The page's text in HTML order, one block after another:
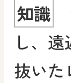
知識
し、
抜いた